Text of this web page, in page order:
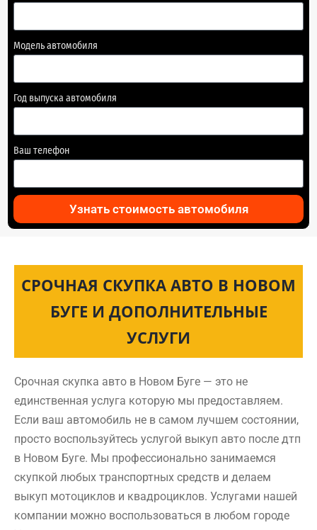
Модель автомобиля
Год выпуска автомобиля
Ваш телефон
Узнать стоимость автомобиля
СРОЧНАЯ СКУПКА АВТО В НОВОМ
БУГЕ И ДОПОЛНИТЕЛЬНЫЕ
УСЛУГИ
Срочная скупка авто в Новом Буге — это не
единственная услуга которую мы предоставляем.
Если ваш автомобиль не в самом лучшем состоянии,
просто воспользуйтесь услугой выкуп авто после дтп
в Новом Буге. Мы профессионально занимаемся
скупкой любых транспортных средств и делаем
выкуп мотоциклов и квадроциклов. Услугами нашей
компании можно воспользоваться в любом городе